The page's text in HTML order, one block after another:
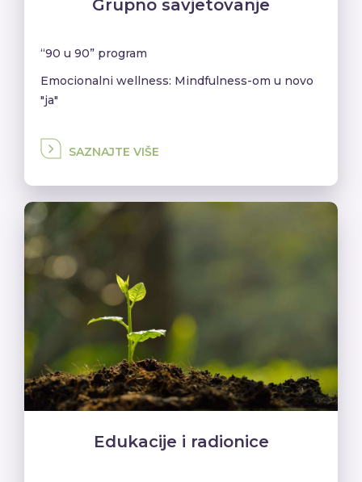
Grupno savjetovanje
“90 u 90” program
Emocionalni wellness: Mindfulness-om u novo
"ja"
SAZNAJTE VIŠE
Edukacije i radionice